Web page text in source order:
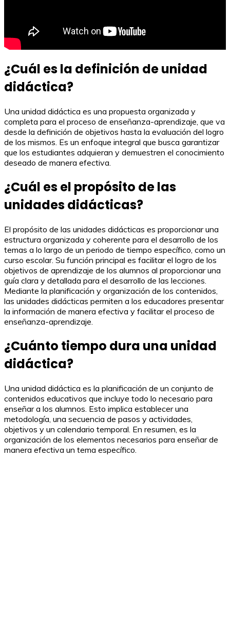
¿Cuál es la definición de unidad
didáctica?
Una unidad didáctica es una propuesta organizada y
completa para el proceso de enseñanza-aprendizaje, que va
desde la definición de objetivos hasta la evaluación del logro
de los mismos. Es un enfoque integral que busca garantizar
que los estudiantes adquieran y demuestren el conocimiento
deseado de manera efectiva.
¿Cuál es el propósito de las
unidades didácticas?
El propósito de las unidades didácticas es proporcionar una
estructura organizada y coherente para el desarrollo de los
temas a lo largo de un periodo de tiempo específico, como un
curso escolar. Su función principal es facilitar el logro de los
objetivos de aprendizaje de los alumnos al proporcionar una
guía clara y detallada para el desarrollo de las lecciones.
Mediante la planificación y organización de los contenidos,
las unidades didácticas permiten a los educadores presentar
la información de manera efectiva y facilitar el proceso de
enseñanza-aprendizaje.
¿Cuánto tiempo dura una unidad
didáctica?
Una unidad didáctica es la planificación de un conjunto de
contenidos educativos que incluye todo lo necesario para
enseñar a los alumnos. Esto implica establecer una
metodología, una secuencia de pasos y actividades,
objetivos y un calendario temporal. En resumen, es la
organización de los elementos necesarios para enseñar de
manera efectiva un tema específico.